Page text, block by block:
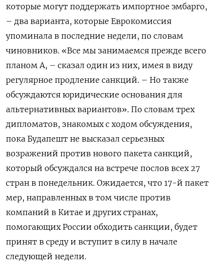
которые могут поддержать импортное эмбарго,
– два варианта, которые Еврокомиссия
упоминала в последние недели, по словам
чиновников. «Все мы занимаемся прежде всего
планом А, – сказал один из них, имея в виду
регулярное продление санкций. – Но также
обсуждаются юридические основания для
альтернативных вариантов». По словам трех
дипломатов, знакомых с ходом обсуждения,
пока Будапешт не высказал серьезных
возражений против нового пакета санкций,
который обсуждался на встрече послов всех 27
стран в понедельник. Ожидается, что 17-й пакет
мер, направленных в том числе против
компаний в Китае и других странах,
помогающих России обходить санкции, будет
принят в среду и вступит в силу в начале
следующей недели.